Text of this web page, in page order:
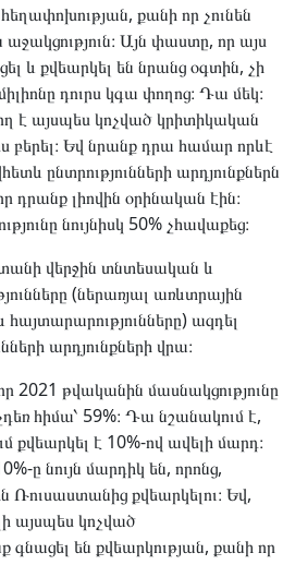
քանի որ չունեն
Այն փաստը, որ այս
և քվեարկել են նրանց օգտին, չի
դուրս կգա փողոց։ Դա մեկ։
է այսպես կոչված կրիտիկական
բերել։ Եվ նրանք դրա համար որևէ
ընտրությունների արդյունքներն
դրանք լիովին օրինական էին։
նույնիսկ 50% չհավաքեց։
վերջին տնտեսական և
(ներառյալ առևտրային
ազդել
արդյունքների վրա։
2021 թվականին մասնակցությունը
հիմա՝ 59%։ Դա նշանակում է,
քվեարկել է 10%-ով ավելի մարդ։
ը նույն մարդիկ են, որոնց,
Ռուսաստանից քվեարկելու։ Եվ,
այսպես կոչված
գնացել են քվեարկության, քանի որ